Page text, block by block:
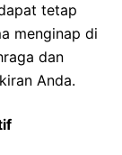
tetap
menginap di
dan
Anda.